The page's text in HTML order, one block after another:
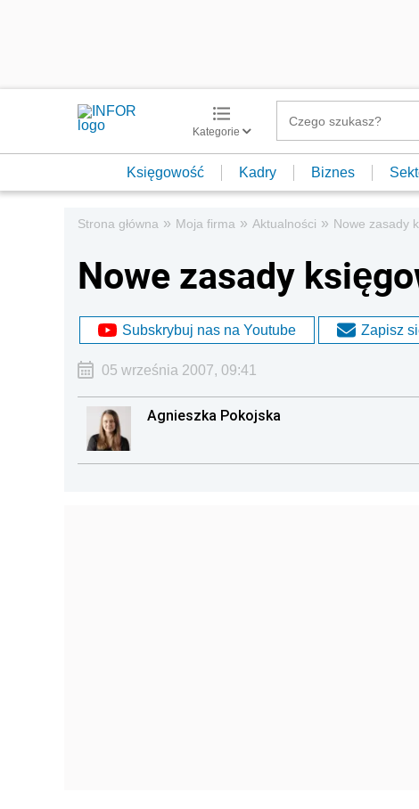
Kategorie
Księgowość Kadry Biznes
Strona główna » Moja firma » Aktualności » Nowe zasady
Nowe zasady
Subskrybuj nas na Youtube Zapisz
05 września 2007, 09:41
Agnieszka Pokojska